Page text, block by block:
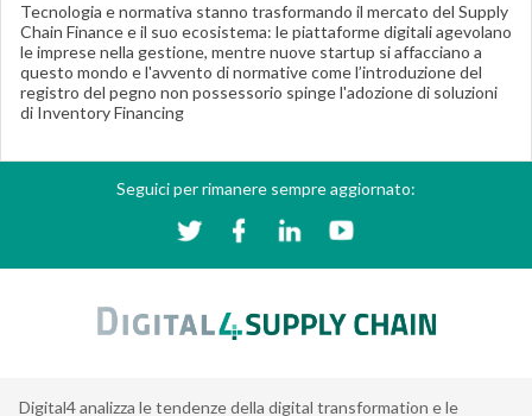
Tecnologia e normativa stanno trasformando il mercato del Supply
Chain Finance e il suo ecosistema: le piattaforme digitali agevolano
le imprese nella gestione, mentre nuove startup si affacciano a
questo mondo e l'avvento di normative come l’introduzione del
registro del pegno non possessorio spinge l'adozione di soluzioni
di Inventory Financing
Seguici per rimanere sempre aggiornato:
Digital4 analizza le tendenze della digital transformation e le